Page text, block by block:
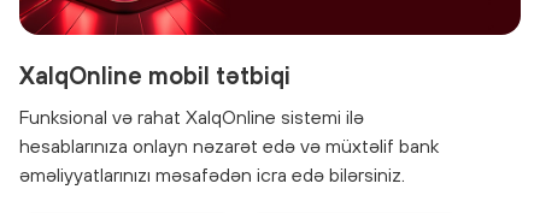
XalqOnline mobil tətbiqi
Funksional və rahat XalqOnline sistemi ilə
hesablarınıza onlayn nəzarət edə və müxtəlif bank
əməliyyatlarınızı məsafədən icra edə bilərsiniz.